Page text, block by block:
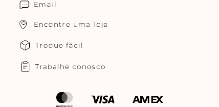
Email
Encontre uma loja
Troque fácil
Trabalhe conosco